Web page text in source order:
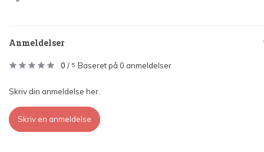
Anmeldelser
0 / 5 Baseret på 0 anmeldelser
Skriv din anmeldelse her.
Skriv en anmeldelse